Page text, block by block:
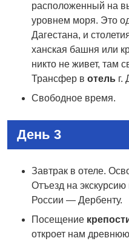
расположенный на
уровнем моря. Это
Дагестана, и
ханская башня или
никто не живет, там
Трансфер в отель г.
Свободное время.
День 3
Завтрак в отеле.
Отъезд на
России — Дербенту.
Посещение
откроет нам